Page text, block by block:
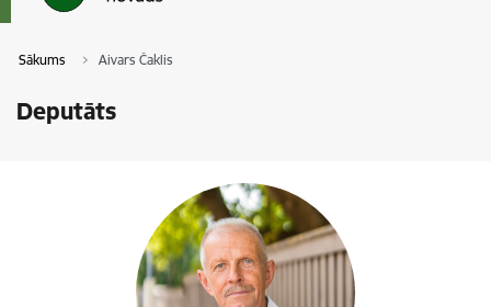
Sākums Aivars Čaklis
Deputāts